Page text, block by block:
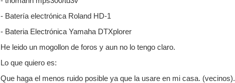
- Batería electrónica Roland HD-1
- Bateria Electrónica Yamaha DTXplorer
He leido un mogollon de foros y aun no lo tengo claro.
Lo que quiero es:
Que haga el menos ruido posible ya que la usare en mi casa. (vecinos).